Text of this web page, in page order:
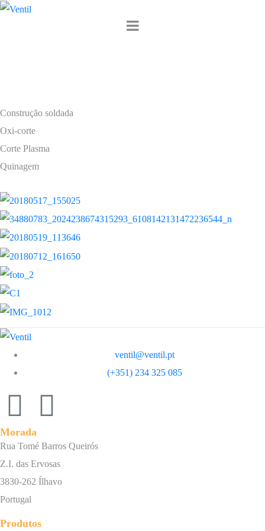
Construção soldada
Oxi-corte
Corte Plasma
Quinagem
ventil@ventil.pt
(+351) 234 325 085
Morada
Rua Tomé Barros Queirós
Z.I. das Ervosas
3830-262 Ílhavo
Portugal
Produtos